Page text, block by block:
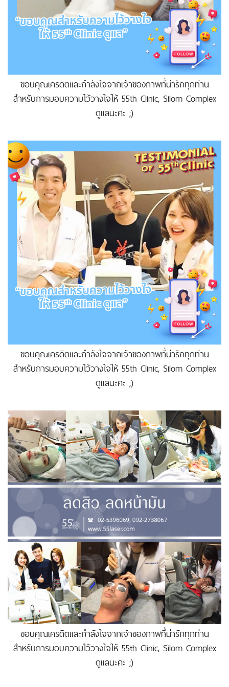
ขอบคุณเครดิตและกำลังใจจากเจ้าของภาพที่น่ารักทุกท่าน
สำหรับการมอบความไว้วางใจให้ 55th Clinic, Silom Complex
ดูแลนะคะ ;)
ขอบคุณเครดิตและกำลังใจจากเจ้าของภาพที่น่ารักทุกท่าน
สำหรับการมอบความไว้วางใจให้ 55th Clinic, Silom Complex
ดูแลนะคะ ;)
ขอบคุณเครดิตและกำลังใจจากเจ้าของภาพที่น่ารักทุกท่าน
สำหรับการมอบความไว้วางใจให้ 55th Clinic, Silom Complex
ดูแลนะคะ ;)